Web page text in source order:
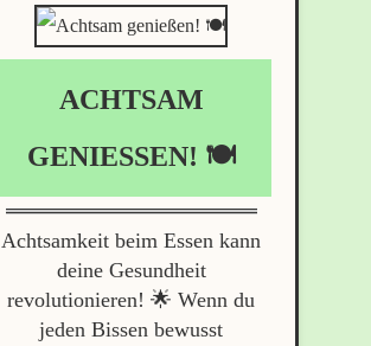
ACHTSAM
GENIESSEN! 🍽️
Achtsamkeit beim Essen kann
deine Gesundheit
revolutionieren! 🌟 Wenn du
jeden Bissen bewusst